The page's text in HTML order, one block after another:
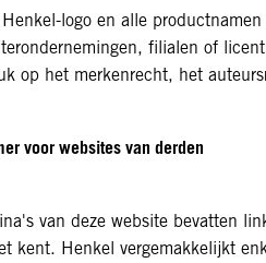
logo en alle
filialen of
op het merkenrecht, het
voor websites van derden
van deze website bevatten
kent. Henkel vergemakkelijkt